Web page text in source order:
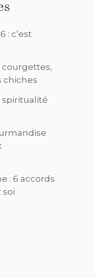
: c’est
courgettes,
chiches
spiritualité
: 6 accords
soi